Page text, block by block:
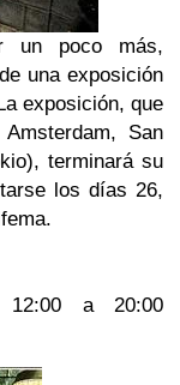
un poco más,
una exposición
exposición, que
San
terminará su
los días 26,
a 20:00